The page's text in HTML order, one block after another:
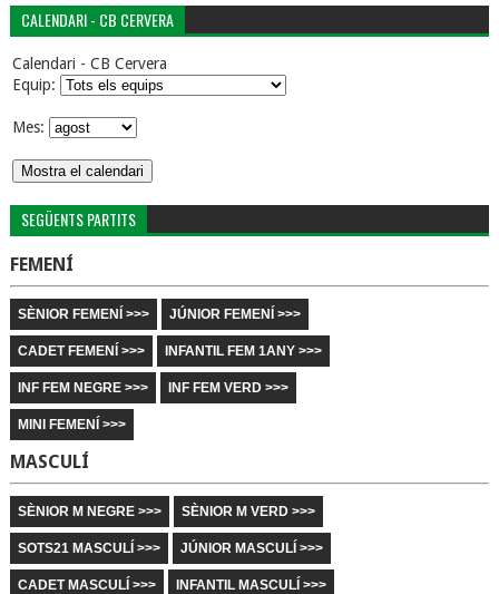
CALENDARI - CB CERVERA
Calendari - CB Cervera
Equip:
Mes:
SEGÜENTS PARTITS
FEMENÍ
SÈNIOR FEMENÍ >>> JÚNIOR FEMENÍ >>>
CADET FEMENÍ >>> INFANTIL FEM 1ANY >>>
INF FEM NEGRE >>> INF FEM VERD >>>
MINI FEMENÍ >>>
MASCULÍ
SÈNIOR M NEGRE >>> SÈNIOR M VERD >>>
SOTS21 MASCULÍ >>> JÚNIOR MASCULÍ >>>
CADET MASCULÍ >>> INFANTIL MASCULÍ >>>